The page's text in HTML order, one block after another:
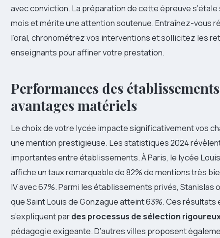
avec conviction. La préparation de cette épreuve
mois et mérite une attention soutenue. Entraînez-vous
l’oral, chronométrez vos interventions et sollicitez les
enseignants pour affiner votre prestation.
Performances des
avantages matériels
Le choix de votre lycée impacte significativement vos
une mention prestigieuse. Les statistiques 2024
importantes entre établissements. À Paris, le lycée
affiche un taux remarquable de 82% de mentions très
IV avec 67%. Parmi les établissements privés, Stanislas
que Saint Louis de Gonzague atteint 63%. Ces
s’expliquent pardes processus de sélection
pédagogie exigeante. D’autres villes proposent